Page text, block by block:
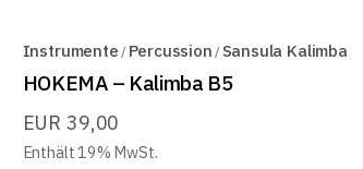
Instrumente Percussion Sansula Kalimba
HOKEMA – Kalimba B5
EUR 39,00
Enthält 19% MwSt.